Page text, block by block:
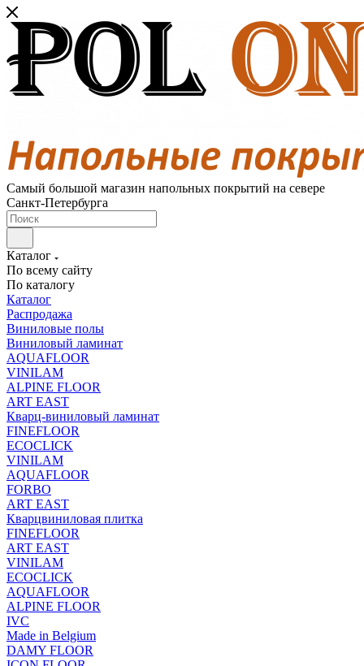
Самый большой магазин напольных покрытий на севере
Санкт-Петербурга
Каталог
По всему сайту
По каталогу
Каталог
Распродажа
Виниловые полы
Виниловый ламинат
AQUAFLOOR
VINILAM
ALPINE FLOOR
ART EAST
Кварц-виниловый ламинат
FINEFLOOR
ECOCLICK
VINILAM
AQUAFLOOR
FORBO
ART EAST
Кварцвиниловая плитка
FINEFLOOR
ART EAST
VINILAM
ECOCLICK
AQUAFLOOR
ALPINE FLOOR
IVC
Made in Belgium
DAMY FLOOR